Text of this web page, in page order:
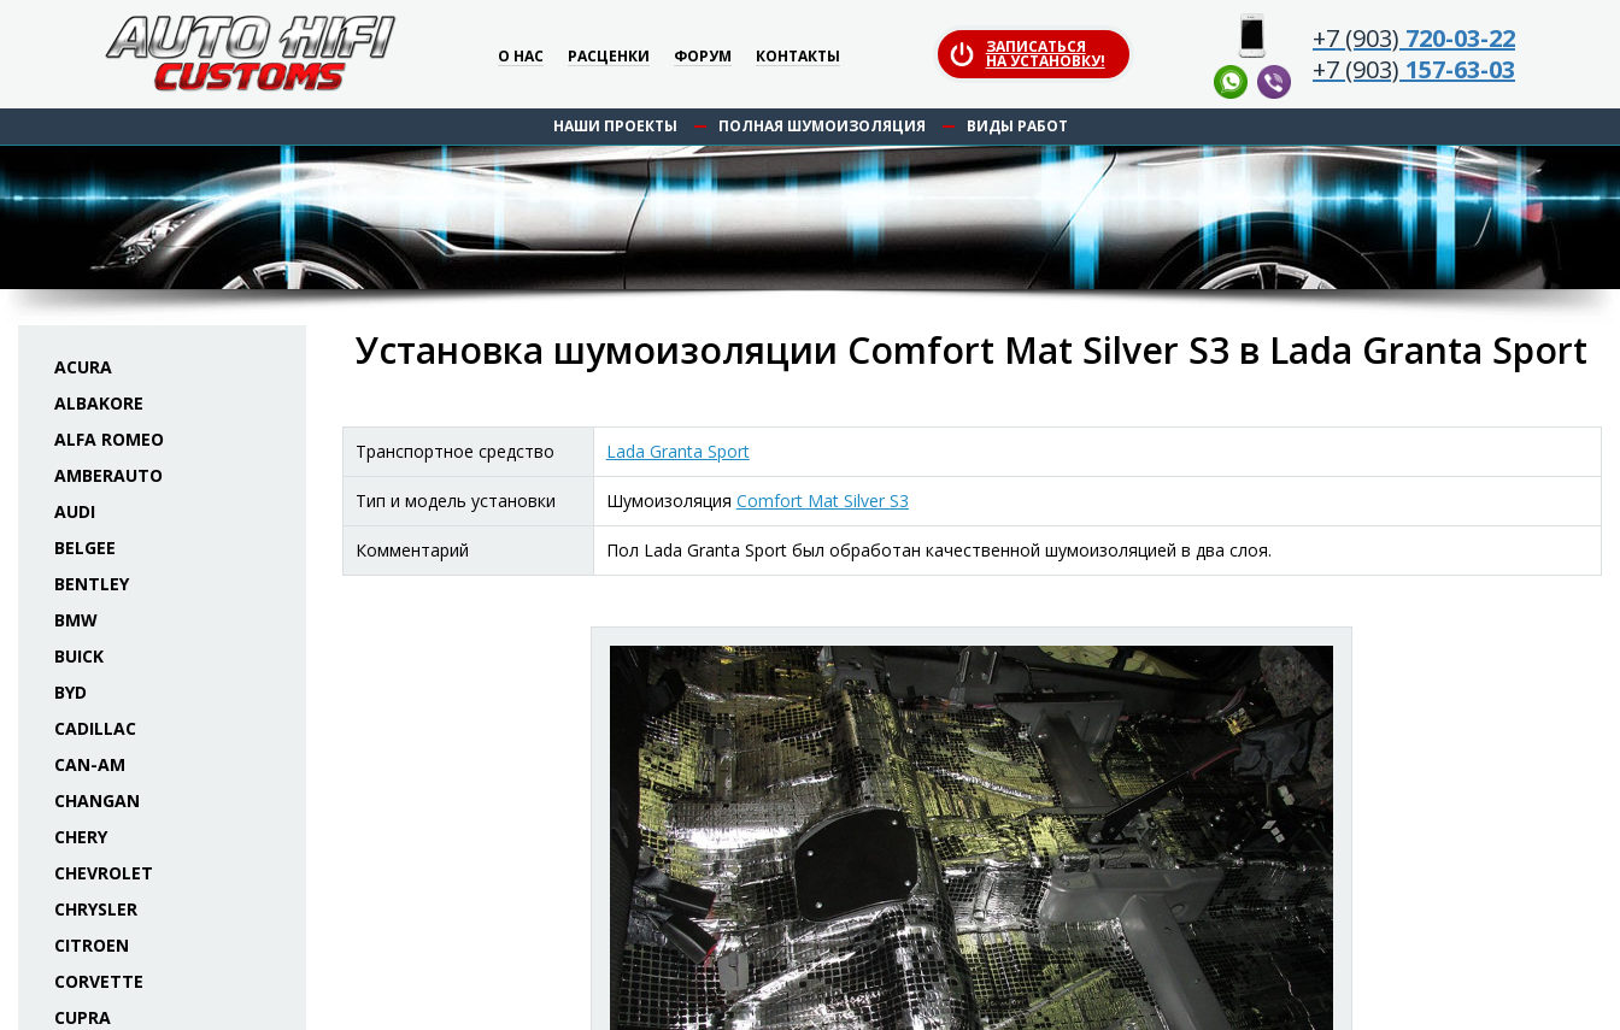
О НАС РАСЦЕНКИ ФОРУМ КОНТАКТЫ ЗАПИСАТЬСЯ
НА УСТАНОВКУ!
+7 (903) 720-03-22
+7 (903) 157-63-03
НАШИ ПРОЕКТЫ ПОЛНАЯ ШУМОИЗОЛЯЦИЯ ВИДЫ РАБОТ
ACURA
ALBAKORE
ALFA ROMEO
AMBERAUTO
AUDI
BELGEE
BENTLEY
BMW
BUICK
BYD
CADILLAC
CAN-AM
CHANGAN
CHERY
CHEVROLET
CHRYSLER
CITROEN
CORVETTE
CUPRA
Установка шумоизоляции Comfort Mat Silver S3 в Lada Granta Sport
Транспортное средство Lada Granta Sport
Тип и модель установки Шумоизоляция Comfort Mat Silver S3
Комментарий Пол Lada Granta Sport был обработан качественной шумоизоляцией в два слоя.